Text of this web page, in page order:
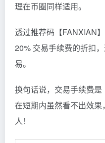
理在币圈同样适用。
透过推荐码【FANXIAN
20% 交易手续费的折扣
易。
换句话说，交易手续费是
在短期内虽然看不出效
人！